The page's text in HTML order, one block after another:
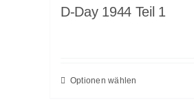
D-Day 1944 Teil 1
Optionen wählen